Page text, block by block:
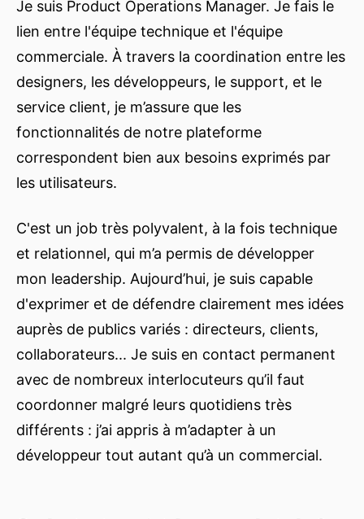
Je suis Product Operations Manager. Je fais le
lien entre l'équipe technique et l'équipe
commerciale. À travers la coordination entre les
designers, les développeurs, le support, et le
service client, je m’assure que les
fonctionnalités de notre plateforme
correspondent bien aux besoins exprimés par
les utilisateurs.
C'est un job très polyvalent, à la fois technique
et relationnel, qui m’a permis de développer
mon leadership. Aujourd’hui, je suis capable
d'exprimer et de défendre clairement mes idées
auprès de publics variés : directeurs, clients,
collaborateurs... Je suis en contact permanent
avec de nombreux interlocuteurs qu’il faut
coordonner malgré leurs quotidiens très
différents : j’ai appris à m’adapter à un
développeur tout autant qu’à un commercial.